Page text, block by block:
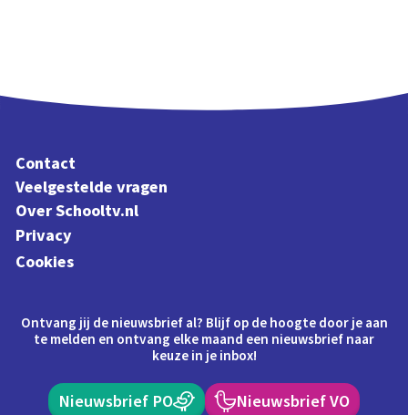
Contact
Veelgestelde vragen
Over Schooltv.nl
Privacy
Cookies
Ontvang jij de nieuwsbrief al? Blijf op de hoogte door je aan
te melden en ontvang elke maand een nieuwsbrief naar
keuze in je inbox!
Nieuwsbrief PO Nieuwsbrief VO